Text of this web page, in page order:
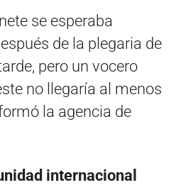
se esperaba
de la plegaria de
pero un vocero
no llegaría al menos
la agencia de
internacional